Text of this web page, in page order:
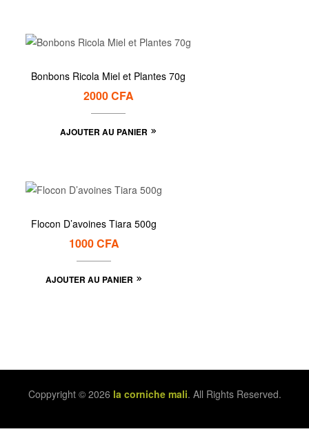
Bonbons Ricola Miel et Plantes 70g
2000CFA
AJOUTER AU PANIER
Flocon D’avoines Tiara 500g
1000CFA
AJOUTER AU PANIER
Coppyright © 2026 la corniche mali. All Rights Reserved.